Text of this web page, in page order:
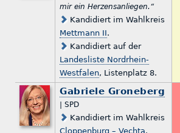
mir ein Herzensanliegen.“
Kandidiert im Wahlkreis
Mettmann II.
Kandidiert auf der
Landesliste Nordrhein-
Westfalen, Listenplatz 8.
Gabriele Groneberg
| SPD
Kandidiert im Wahlkreis
Cloppenburg – Vechta.